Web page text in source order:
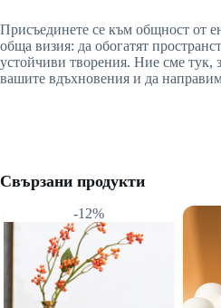
Присъединете се към общност от
обща визия: да обогатят
устойчиви творения. Ние сме тук,
вашите вдъхновения и да
Свързани продукти
-12%